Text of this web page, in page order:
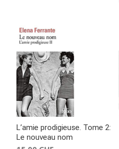
L’amie prodigieuse. Tome 2:
Le nouveau nom